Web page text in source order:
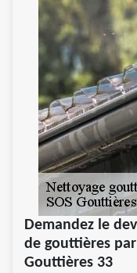
Demandez le
de gouttières
Gouttières 33